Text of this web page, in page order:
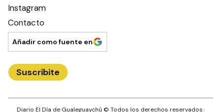
Instagram
Contacto
Añadir como fuente en
Suscribite
Diario El Día de Gualeguaychú © Todos los derechos reservados.·